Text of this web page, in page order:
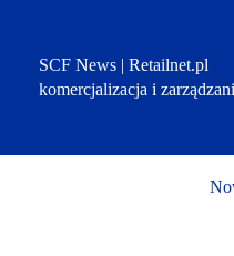
SCF News | Retailnet.pl
komercjalizacja i